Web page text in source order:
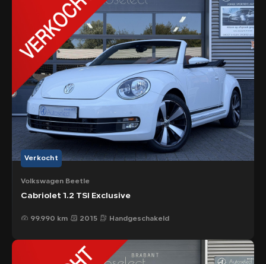
Verkocht
Volkswagen Beetle
Cabriolet 1.2 TSI Exclusive
99.990 km 2015 Handgeschakeld